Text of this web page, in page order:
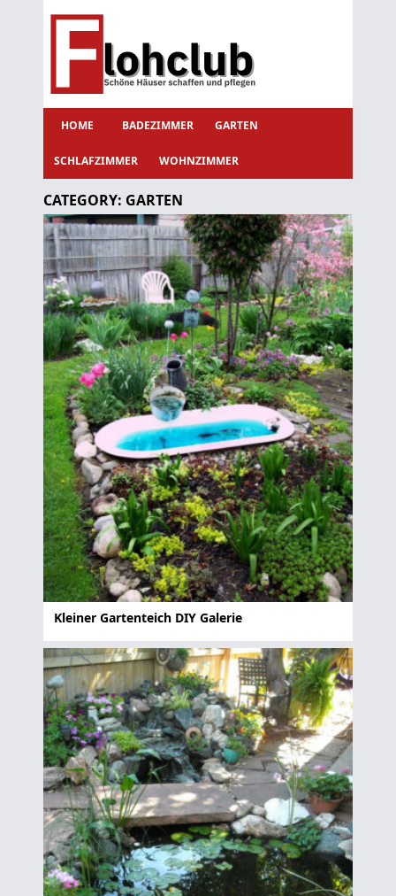
HOME BADEZIMMER GARTEN
SCHLAFZIMMER WOHNZIMMER
CATEGORY: GARTEN
Kleiner Gartenteich DIY Galerie